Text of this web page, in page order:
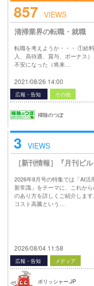
857 VIEWS
清掃業界の転職・就職
転職を考えようか・・・ ①給
入、高待遇、賞与、ボーナス
不安になった（将来…
2021/08/26 14:00
広報・告知 その他
掃除のつぼ
3 VIEWS
［新刊情報］『月刊ビ
2026年8月号の特集では「AI活
新常識」をテーマに、これか
のあり方を詳しくご紹介しま
コスト高騰という…
2026/08/04 11:58
広報・告知 メディア
ポリッシャー.JP